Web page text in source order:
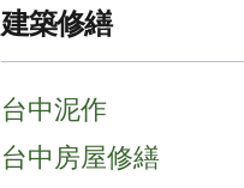
建築修繕
台中泥作
台中房屋修繕